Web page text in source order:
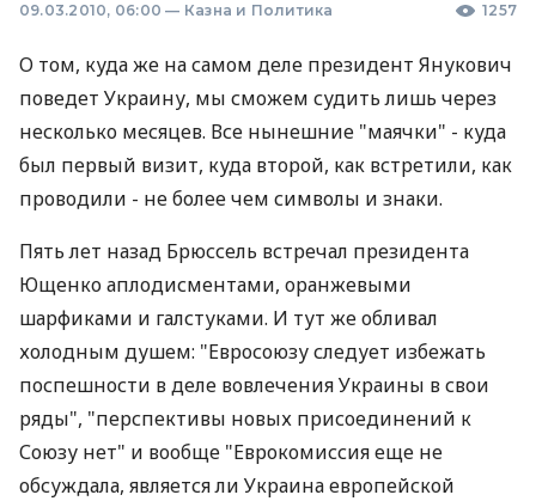
09.03.2010, 06:00 — Казна и Политика 1257
О том, куда же на самом деле президент Янукович
поведет Украину, мы сможем судить лишь через
несколько месяцев. Все нынешние "маячки" - куда
был первый визит, куда второй, как встретили, как
проводили - не более чем символы и знаки.
Пять лет назад Брюссель встречал президента
Ющенко аплодисментами, оранжевыми
шарфиками и галстуками. И тут же обливал
холодным душем: "Евросоюзу следует избежать
поспешности в деле вовлечения Украины в свои
ряды", "перспективы новых присоединений к
Союзу нет" и вообще "Еврокомиссия еще не
обсуждала, является ли Украина европейской